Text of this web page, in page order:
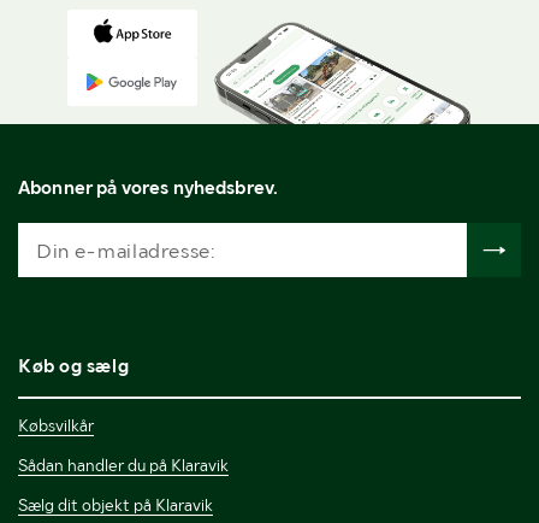
Abonner på vores nyhedsbrev.
Køb og sælg
Købsvilkår
Sådan handler du på Klaravik
Sælg dit objekt på Klaravik